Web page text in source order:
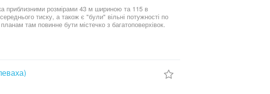
приблизними розмірами 43 м шириною та 115 в